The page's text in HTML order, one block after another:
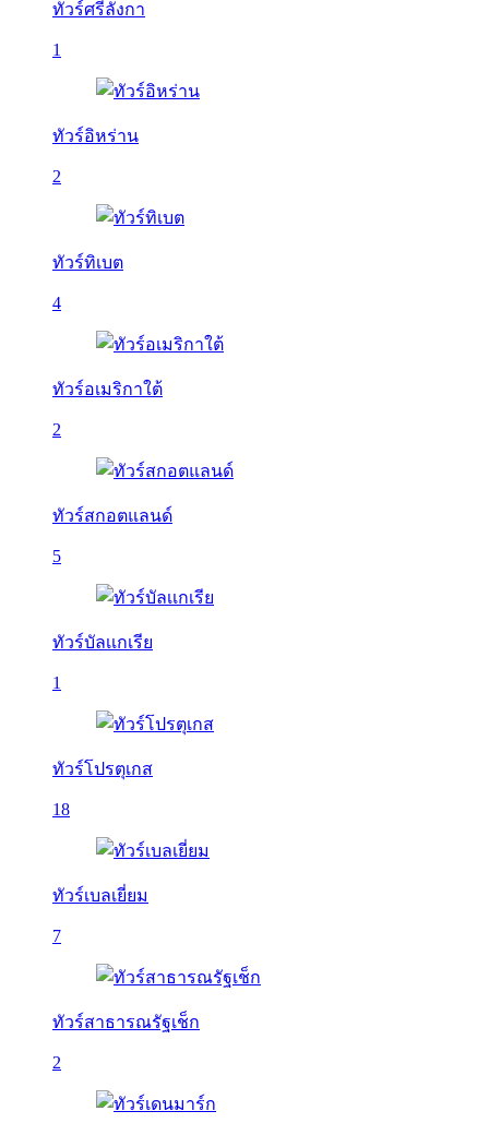
ทัวร์ศรีลังกา
1
ทัวร์อิหร่าน
2
ทัวร์ทิเบต
4
ทัวร์อเมริกาใต้
2
ทัวร์สกอตแลนด์
5
ทัวร์บัลเเกเรีย
1
ทัวร์โปรตุเกส
18
ทัวร์เบลเยี่ยม
7
ทัวร์สาธารณรัฐเช็ก
2